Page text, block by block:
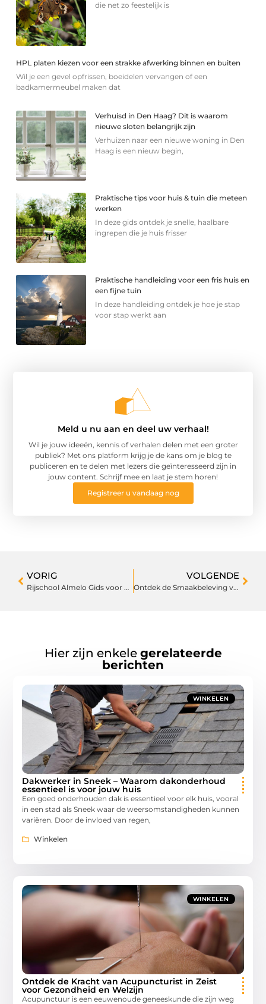
die net zo feestelijk is
HPL platen kiezen voor een strakke afwerking binnen en buiten
Wil je een gevel opfrissen, boeidelen vervangen of een
badkamermeubel maken dat
Verhuisd in Den Haag? Dit is waarom
nieuwe sloten belangrijk zijn
Verhuizen naar een nieuwe woning in Den
Haag is een nieuw begin,
Praktische tips voor huis & tuin die meteen
werken
In deze gids ontdek je snelle, haalbare
ingrepen die je huis frisser
Praktische handleiding voor een fris huis en
een fijne tuin
In deze handleiding ontdek je hoe je stap
voor stap werkt aan
Meld u nu aan en deel uw verhaal!
Wil je jouw ideeën, kennis of verhalen delen met een groter
publiek? Met ons platform krijg je de kans om je blog te
publiceren en te delen met lezers die geïnteresseerd zijn in
jouw content. Schrijf mee en laat je stem horen!
Registreer u vandaag nog
VORIG
Rijschool Almelo Gids voor Succesvol Rijles
VOLGENDE
Ontdek de Smaakbeleving van Belegde Broodjes in Zutphen
Hier zijn enkele gerelateerde
berichten
WINKELEN
Dakwerker in Sneek – Waarom dakonderhoud
essentieel is voor jouw huis
Een goed onderhouden dak is essentieel voor elk huis, vooral
in een stad als Sneek waar de weersomstandigheden kunnen
variëren. Door de invloed van regen,
Winkelen
WINKELEN
Ontdek de Kracht van Acupuncturist in Zeist
voor Gezondheid en Welzijn
Acupunctuur is een eeuwenoude geneeskunde die zijn weg